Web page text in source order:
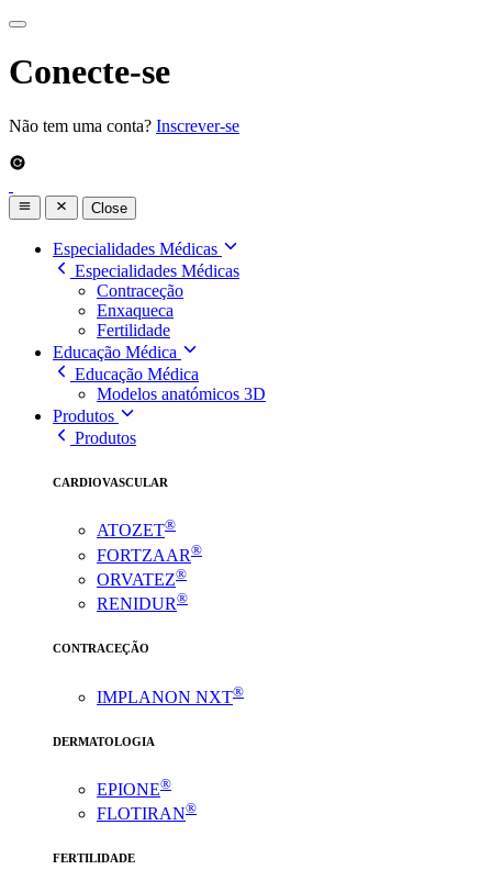
Conecte-se
Não tem uma conta? Inscrever-se
Close
Especialidades Médicas
Especialidades Médicas
Contraceção
Enxaqueca
Fertilidade
Educação Médica
Educação Médica
Modelos anatómicos 3D
Produtos
Produtos
CARDIOVASCULAR
ATOZET®
FORTZAAR®
ORVATEZ®
RENIDUR®
CONTRACEÇÃO
IMPLANON NXT®
DERMATOLOGIA
EPIONE®
FLOTIRAN®
FERTILIDADE